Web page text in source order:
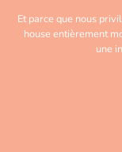
Et parce que nous
house entièrement
une